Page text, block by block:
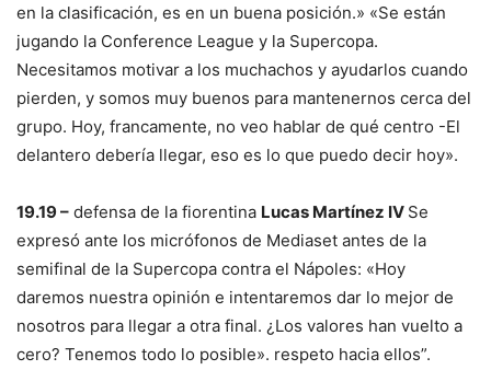
en la clasificación, es en un buena posición.» «Se están
jugando la Conference League y la Supercopa.
Necesitamos motivar a los muchachos y ayudarlos cuando
pierden, y somos muy buenos para mantenernos cerca del
grupo. Hoy, francamente, no veo hablar de qué centro -El
delantero debería llegar, eso es lo que puedo decir hoy».
19.19 – defensa de la fiorentina Lucas Martínez IV Se
expresó ante los micrófonos de Mediaset antes de la
semifinal de la Supercopa contra el Nápoles: «Hoy
daremos nuestra opinión e intentaremos dar lo mejor de
nosotros para llegar a otra final. ¿Los valores han vuelto a
cero? Tenemos todo lo posible». respeto hacia ellos”.